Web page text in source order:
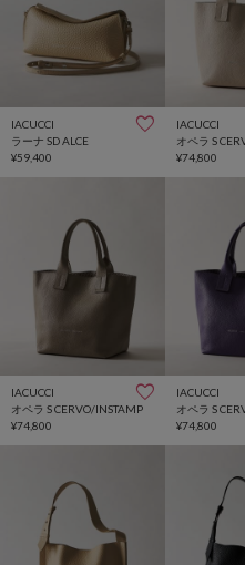
IACUCCI
ラーナ SD ALCE
¥59,400
IACUCCI
オペラ S
¥74,800
IACUCCI
オペラ S CERVO/INSTAMP
¥74,800
IACUCCI
オペラ S
¥74,800